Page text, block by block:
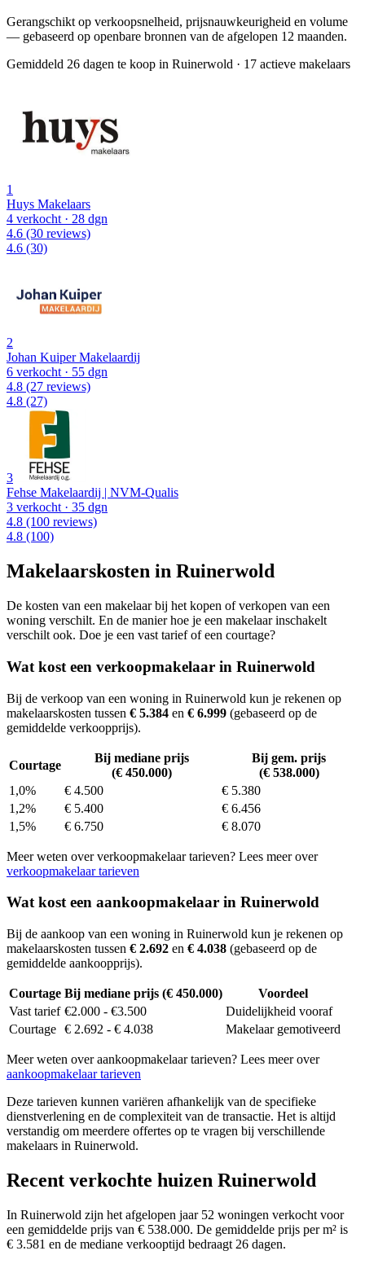
Gerangschikt op verkoopsnelheid, prijsnauwkeurigheid en volume
— gebaseerd op openbare bronnen van de afgelopen 12 maanden.
Gemiddeld 26 dagen te koop in Ruinerwold · 17 actieve makelaars
1
Huys Makelaars
4 verkocht · 28 dgn
4.6 (30 reviews)
4.6 (30)
2
Johan Kuiper Makelaardij
6 verkocht· 55 dgn
4.8 (27 reviews)
4.8 (27)
3
Fehse Makelaardij | NVM-Qualis
3 verkocht· 35 dgn
4.8 (100 reviews)
4.8 (100)
Makelaarskosten in Ruinerwold
De kosten van een makelaar bij het kopen of verkopen van een
woning verschilt. En de manier hoe je een makelaar inschakelt
verschilt ook. Doe je een vast tarief of een courtage?
Wat kost een verkoopmakelaar in Ruinerwold
Bij de verkoop van een woning in Ruinerwold kun je rekenen op
makelaarskosten tussen € 5.384 en € 6.999 (gebaseerd op de
gemiddelde verkoopprijs).
Courtage
Bij mediane prijs
(€ 450.000)
Bij gem. prijs
(€ 538.000)
1,0%
€ 4.500
€ 5.380
1,2%
€ 5.400
€ 6.456
1,5%
€ 6.750 € 8.070
Meer weten over verkoopmakelaar tarieven? Lees meer over
verkoopmakelaar tarieven
Wat kost een aankoopmakelaar in Ruinerwold
Bij de aankoop van een woning in Ruinerwold kun je rekenen op
makelaarskosten tussen € 2.692 en € 4.038 (gebaseerd op de
gemiddelde aankoopprijs).
Courtage Bij mediane prijs (€ 450.000)
Voordeel
Vast tarief €2.000 - €3.500
Duidelijkheid vooraf
Courtage € 2.692 - € 4.038 Makelaar gemotiveerd
Meer weten over aankoopmakelaar tarieven? Lees meer over
aankoopmakelaar tarieven
Deze tarieven kunnen variëren afhankelijk van de specifieke
dienstverlening en de complexiteit van de transactie. Het is altijd
verstandig om meerdere offertes op te vragen bij verschillende
makelaars in Ruinerwold.
Recent verkochte huizen Ruinerwold
In Ruinerwold zijn het afgelopen jaar 52 woningen verkocht voor
een gemiddelde prijs van € 538.000. De gemiddelde prijs per m² is
€ 3.581 en de mediane verkooptijd bedraagt 26 dagen.